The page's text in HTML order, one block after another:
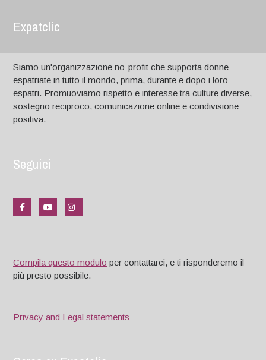
Expatclic
Siamo un'organizzazione no-profit che supporta donne
espatriate in tutto il mondo, prima, durante e dopo i loro
espatri. Promuoviamo rispetto e interesse tra culture diverse,
sostegno reciproco, comunicazione online e condivisione
positiva.
Seguici
Compila questo modulo per contattarci, e ti risponderemo il
più presto possibile.
Privacy and Legal statements